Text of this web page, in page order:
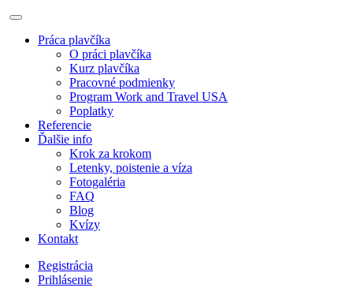
Práca plavčíka
O práci plavčíka
Kurz plavčíka
Pracovné podmienky
Program Work and Travel USA
Poplatky
Referencie
Ďalšie info
Krok za krokom
Letenky, poistenie a víza
Fotogaléria
FAQ
Blog
Kvízy
Kontakt
Registrácia
Prihlásenie